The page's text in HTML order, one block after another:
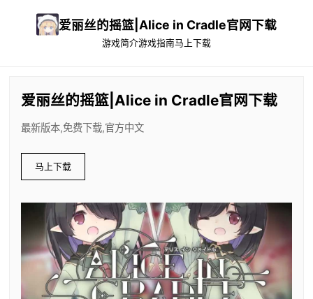
爱丽丝的摇篮|Alice in Cradle官网下载
游戏简介游戏指南马上下载
爱丽丝的摇篮|Alice in Cradle官网下载
最新版本,免费下载,官方中文
马上下载